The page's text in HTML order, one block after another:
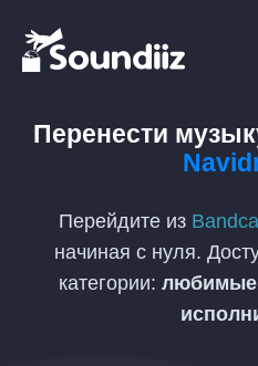
Перенести
Перейдите из
начиная с нуля.
категории: любимые